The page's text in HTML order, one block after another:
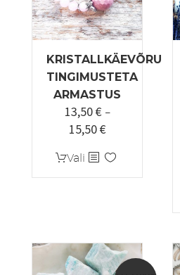
KRISTALLKÄEVÕRU
TINGIMUSTETA
ARMASTUS
13,50€ –
15,50€Hinnavahemik:
kuni
15,50 €
Vali Sellel
tootel
Valikuid
saab